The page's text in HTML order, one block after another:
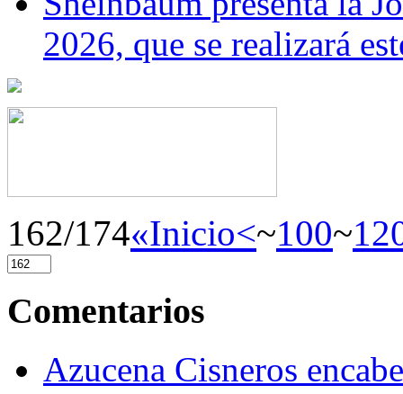
2026, que se realizará
162/174«Inicio<~100~
Comentarios
Azucena Cisneros